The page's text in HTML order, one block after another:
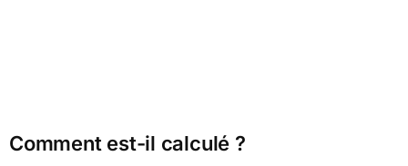
Comment est-il calculé ?